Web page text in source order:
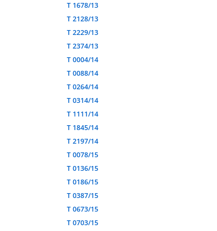
T 1678/13
T 2128/13
T 2229/13
T 2374/13
T 0004/14
T 0088/14
T 0264/14
T 0314/14
T 1111/14
T 1845/14
T 2197/14
T 0078/15
T 0136/15
T 0186/15
T 0387/15
T 0673/15
T 0703/15